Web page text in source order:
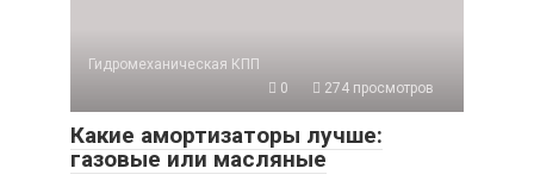
Гидромеханическая КПП
0
274 просмотров
Какие амортизаторы лучше:
газовые или масляные